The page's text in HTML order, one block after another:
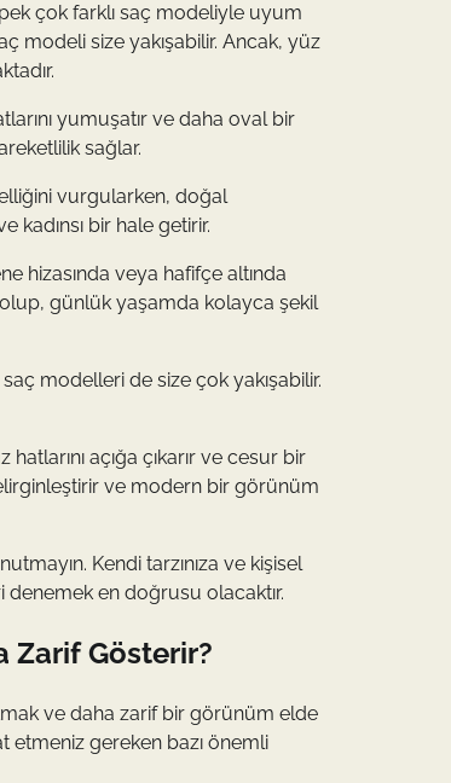
çok farklı saç modeliyle uyum
modeli size yakışabilir. Ancak, yüz
yumuşatır ve daha oval bir
sağlar.
vurgularken, doğal
kadınsı bir hale getirir.
hizasında veya hafifçe altında
günlük yaşamda kolayca şekil
modelleri de size çok yakışabilir.
açığa çıkarır ve cesur bir
ve modern bir görünüm
Kendi tarzınıza ve kişisel
en doğrusu olacaktır.
Zarif Gösterir?
ve daha zarif bir görünüm elde
etmeniz gereken bazı önemli